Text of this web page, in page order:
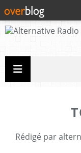
Rédigé par